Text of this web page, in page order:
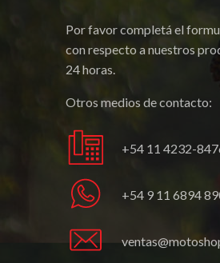
Por favor completá el
con respecto a nuestros
24 horas.
Otros medios de contacto:
+54 11 4232-
+54 9 11 6894